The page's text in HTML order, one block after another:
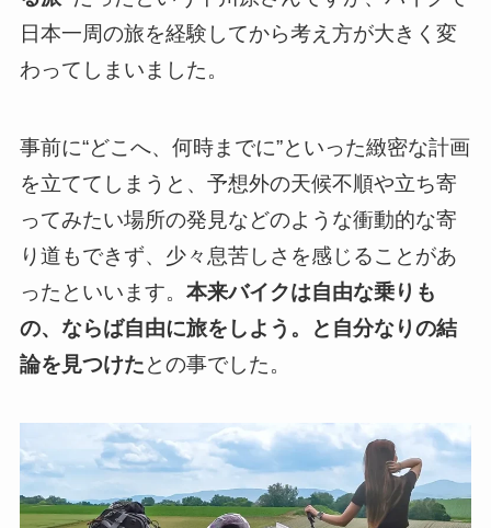
日本一周の旅を経験してから考え方が大きく変
わってしまいました。
事前に“どこへ、何時までに”といった緻密な計画
を立ててしまうと、予想外の天候不順や立ち寄
ってみたい場所の発見などのような衝動的な寄
り道もできず、少々息苦しさを感じることがあ
ったといいます。 本来バイクは自由な乗りも
の、ならば自由に旅をしよう。と自分なりの結
論を見つけたとの事でした。